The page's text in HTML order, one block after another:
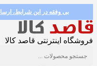
بی وفقه در این شرایط،
فروشگاه اینترنتی قاصد کالا